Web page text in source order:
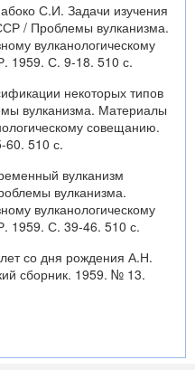
С.И. Задачи изучения
/ Проблемы вулканизма.
вулканологическому
1959. С. 9-18. 510 с.
некоторых типов
вулканизма. Материалы
совещанию.
510 с.
вулканизм
вулканизма.
вулканологическому
1959. С. 39-46. 510 с.
со дня рождения А.Н.
сборник. 1959. № 13.